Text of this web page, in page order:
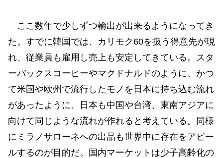
ここ数年で少しずつ輸出が出来るようになってき
た。すでに韓国では、カリモク60を扱う得意先が現
れ、従業員も雇用し売上も安定してきている。スタ
ーバックスコーヒーやマクドナルドのように、かつ
て米国や欧州で流行したモノを日本に持ち込む流れ
があったように、日本も中国や台湾、東南アジアに
向けて同じような流れが作れると考えている。同様
にミラノサローネへの出品も世界中に存在をアピー
ルするのが目的だ。国内マーケットは少子高齢化の